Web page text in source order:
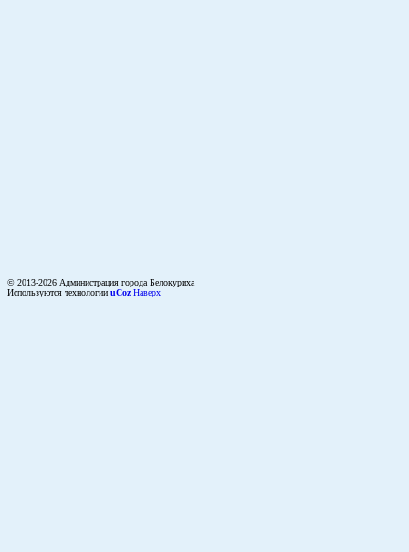
© 2013-2026 Администрация города Белокуриха
Используются технологии uCoz Наверх